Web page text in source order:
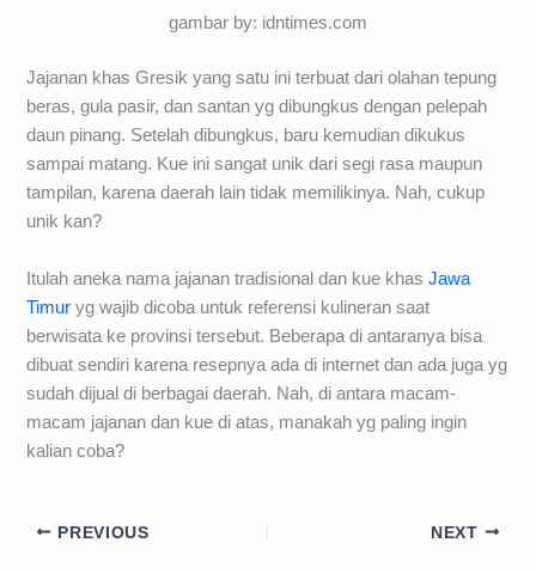
gambar by: idntimes.com
Jajanan khas Gresik yang satu ini terbuat dari olahan tepung
beras, gula pasir, dan santan yg dibungkus dengan pelepah
daun pinang. Setelah dibungkus, baru kemudian dikukus
sampai matang. Kue ini sangat unik dari segi rasa maupun
tampilan, karena daerah lain tidak memilikinya. Nah, cukup
unik kan?
Itulah aneka nama jajanan tradisional dan kue khasJawa
Timur yg wajib dicoba untuk referensi kulineran saat
berwisata ke provinsi tersebut. Beberapa di antaranya bisa
dibuat sendiri karena resepnya ada di internet dan ada juga yg
sudah dijual di berbagai daerah. Nah, di antara macam-
macam jajanan dan kue di atas, manakah yg paling ingin
kalian coba?
PREVIOUS NEXT